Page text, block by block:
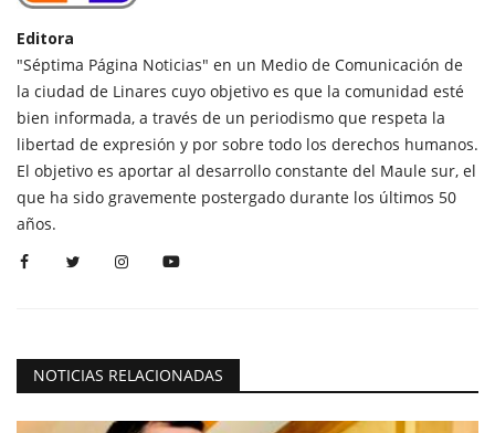
Editora
"Séptima Página Noticias" en un Medio de Comunicación de
la ciudad de Linares cuyo objetivo es que la comunidad esté
bien informada, a través de un periodismo que respeta la
libertad de expresión y por sobre todo los derechos humanos.
El objetivo es aportar al desarrollo constante del Maule sur, el
que ha sido gravemente postergado durante los últimos 50
años.
NOTICIAS RELACIONADAS